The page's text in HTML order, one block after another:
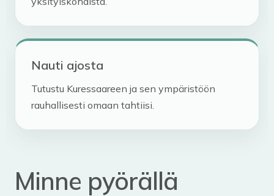
Nauti ajosta
Tutustu Kuressaareen ja sen ympäristöön
rauhallisesti omaan tahtiisi.
Minne pyörällä